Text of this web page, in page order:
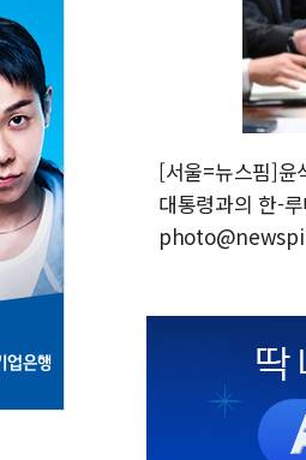
[서울=뉴스핌]윤
대통령과의 한-